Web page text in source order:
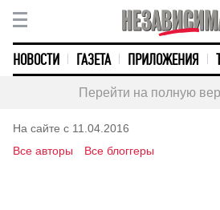
НОВОСТИ ГАЗЕТА ПРИЛОЖЕНИЯ
Перейти на полную
На сайте с 11.04.2016
Все авторы
Все блоггеры